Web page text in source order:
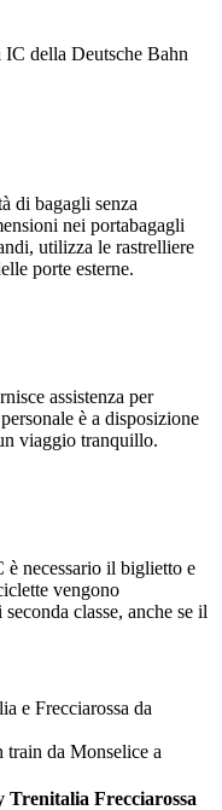
della Deutsche Bahn
di bagagli senza
nei portabagagli
utilizza le rastrelliere
porte esterne.
assistenza per
è a disposizione
viaggio tranquillo.
è necessario il biglietto e
vengono
classe, anche se il
e Frecciarossa da
da Monselice a
Trenitalia Frecciarossa